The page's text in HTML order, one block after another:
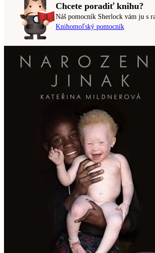
Chcete poradiť knihu?
Náš pomocník Sherlock vám ju s
Knihomoľský pomocník